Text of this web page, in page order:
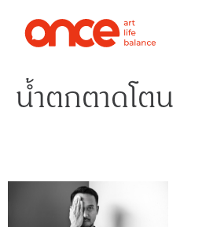
น้ำตกตาดโตน